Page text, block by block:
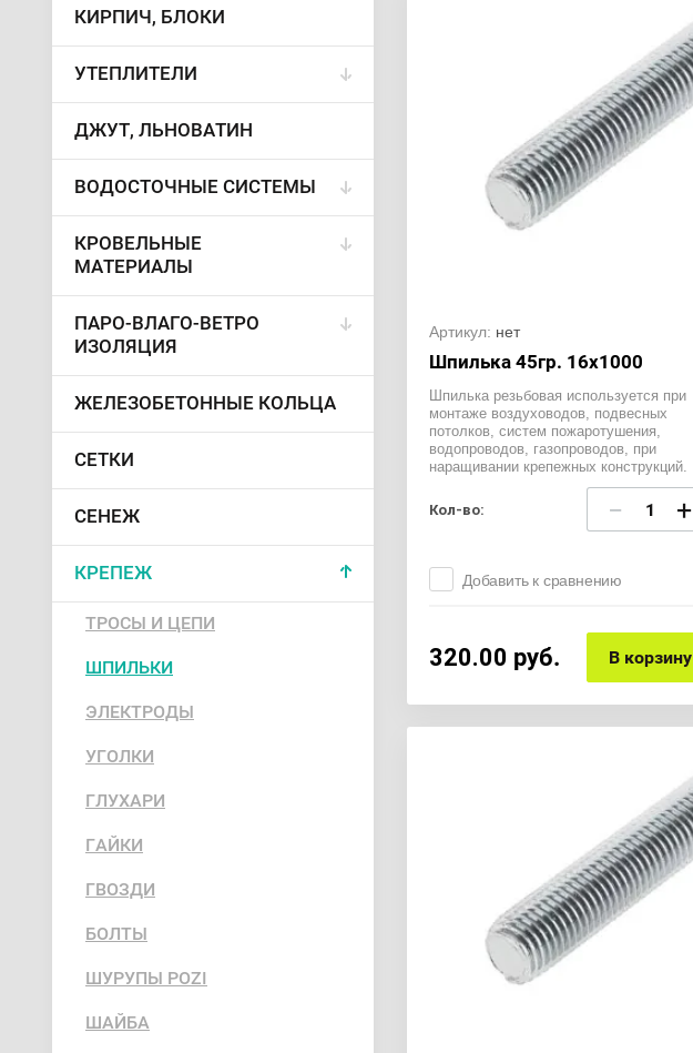
КИРПИЧ, БЛОКИ
УТЕПЛИТЕЛИ
ДЖУТ, ЛЬНОВАТИН
ВОДОСТОЧНЫЕ СИСТЕМЫ
КРОВЕЛЬНЫЕ
МАТЕРИАЛЫ
ПАРО-ВЛАГО-ВЕТРО
ИЗОЛЯЦИЯ
ЖЕЛЕЗОБЕТОННЫЕ КОЛЬЦА
СЕТКИ
СЕНЕЖ
КРЕПЕЖ
ТРОСЫ И ЦЕПИ
ШПИЛЬКИ
ЭЛЕКТРОДЫ
УГОЛКИ
ГЛУХАРИ
ГАЙКИ
ГВОЗДИ
БОЛТЫ
ШУРУПЫ POZI
ШАЙБА
Артикул: нет
Шпилька 45гр. 16х1000
Шпилька резьбовая используется при
монтаже воздуховодов, подвесных
потолков, систем пожаротушения,
водопроводов, газопроводов, при
наращивании крепежных конструкций.
Кол-во: − +
Добавить к сравнению
320.00 руб. В корзину